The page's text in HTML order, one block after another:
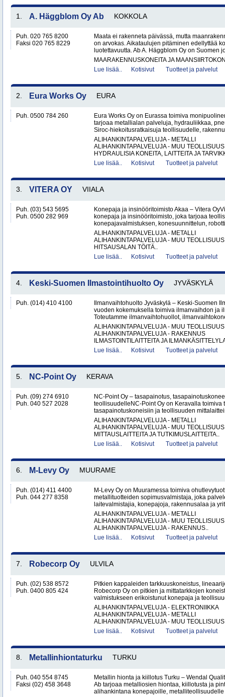
1. A. Häggblom Oy Ab KOKKOLA
Puh. 020 765 8200
Faksi 020 765 8229
Maata ei rakenneta päivässä, mutta
on arvokas. Aikataulujen pitäminen edellyttää
luotettavuutta. Ab A. Häggblom Oy on Suomen
MAARAKENNUSKONEITA JA
Lue lisää..
Kotisivut Tuotteet ja palvelut
2. Eura Works Oy EURA
Puh. 0500 784 260
Eura Works Oy on Eurassa toimiva
tarjoaa metallialan palveluja, hydrauliikkaa,
Siroc-hiekoitusratkaisuja teollisuudelle,
ALIHANKINTAPALVELUJA - METALLI
ALIHANKINTAPALVELUJA - MUU TEOLLISUUS
HYDRAULISIA KONEITA, LAITTEITA JA
Lue lisää..
Kotisivut Tuotteet ja palvelut
3. VITERA OY VIIALA
Puh. (03) 543 5695
Puh. 0500 282 969
Konepaja ja insinööritoimisto Akaa – Vitera
konepaja ja insinööritoimisto, joka tarjoaa
konepajavalmistuksen, konesuunnittelun,
ALIHANKINTAPALVELUJA - METALLI
ALIHANKINTAPALVELUJA - MUU TEOLLISUUS
HITSAUSALAN TÖITÄ..
Lue lisää..
Kotisivut Tuotteet ja palvelut
4. Keski-Suomen Ilmastointihuolto Oy JYVÄSKYLÄ
Puh. (014) 410 4100
Ilmanvaihtohuolto Jyväskylä – Keski-Suomen
vuoden kokemuksella toimiva ilmanvaihdon ja
Toteutamme ilmanvaihtohuollot,
ALIHANKINTAPALVELUJA - MUU TEOLLISUUS
ALIHANKINTAPALVELUJA - RAKENNUS
ILMASTOINTILAITTEITA JA
Lue lisää..
Kotisivut Tuotteet ja palvelut
5. NC-Point Oy KERAVA
Puh. (09) 274 6910
Puh. 040 527 2028
NC-Point Oy – tasapainotus,
teollisuudelleNC-Point Oy on Keravalla toimiva
tasapainotuskoneisiin ja teollisuuden
ALIHANKINTAPALVELUJA - METALLI
ALIHANKINTAPALVELUJA - MUU TEOLLISUUS
MITTAUSLAITTEITA JA TUTKIMUSLAITTEITA..
Lue lisää..
Kotisivut Tuotteet ja palvelut
6. M-Levy Oy MUURAME
Puh. (014) 411 4400
Puh. 044 277 8358
M-Levy Oy on Muuramessa toimiva
metallituotteiden sopimusvalmistaja, joka
laitevalmistajia, konepajoja, rakennusalaa ja
ALIHANKINTAPALVELUJA - METALLI
ALIHANKINTAPALVELUJA - MUU TEOLLISUUS
ALIHANKINTAPALVELUJA - RAKENNUS..
Lue lisää..
Kotisivut Tuotteet ja palvelut
7. Robecorp Oy ULVILA
Puh. (02) 538 8572
Puh. 0400 805 424
Pitkien kappaleiden tarkkuuskoneistus,
Robecorp Oy on pitkien ja mittatarkkojen
valmistukseen erikoistunut konepaja ja
ALIHANKINTAPALVELUJA - ELEKTRONIIKKA
ALIHANKINTAPALVELUJA - METALLI
ALIHANKINTAPALVELUJA - MUU
Lue lisää..
Kotisivut Tuotteet ja palvelut
8. Metallinhiontaturku TURKU
Puh. 040 554 8745
Faksi (02) 458 3648
Metallin hionta ja kiillotus Turku – Wendal
Ab tarjoaa metalliosien hiontaa, kiillotusta ja
alihankintana konepajoille, metalliteollisuudelle